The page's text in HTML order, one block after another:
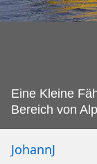
Eine Kleine
Bereich von
JohannJ